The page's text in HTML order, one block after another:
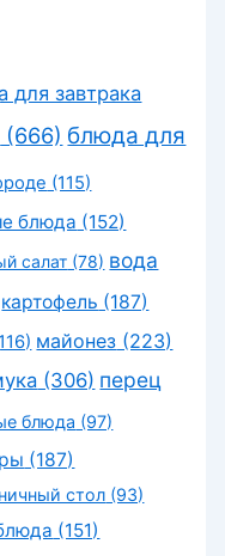
для завтрака
(666) блюда для
(115)
блюда (152)
салат (78) вода
картофель (187)
майонез (223)
(306) перец
блюда (97)
(187)
стол (93)
(151)